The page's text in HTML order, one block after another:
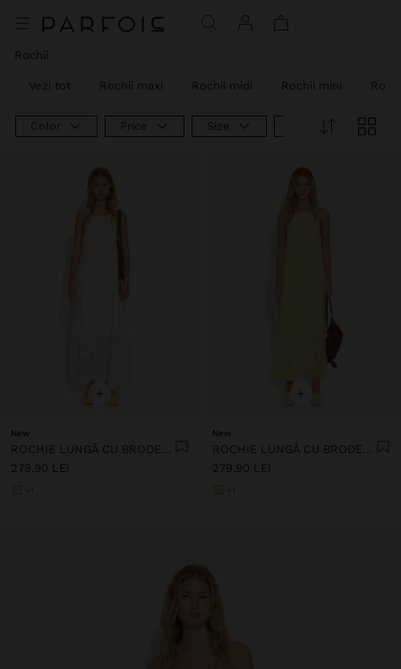
Rochii
Vezi tot Rochii maxi Rochii midi Rochii mini
Color Price Size Product Type
+
New
ROCHIE LUNGĂ CU BRODERIE PERFORATĂ
279.90 LEI
+
New
ROCHIE LUNGĂ CU BRODERIE PERFORATĂ
279.90 LEI